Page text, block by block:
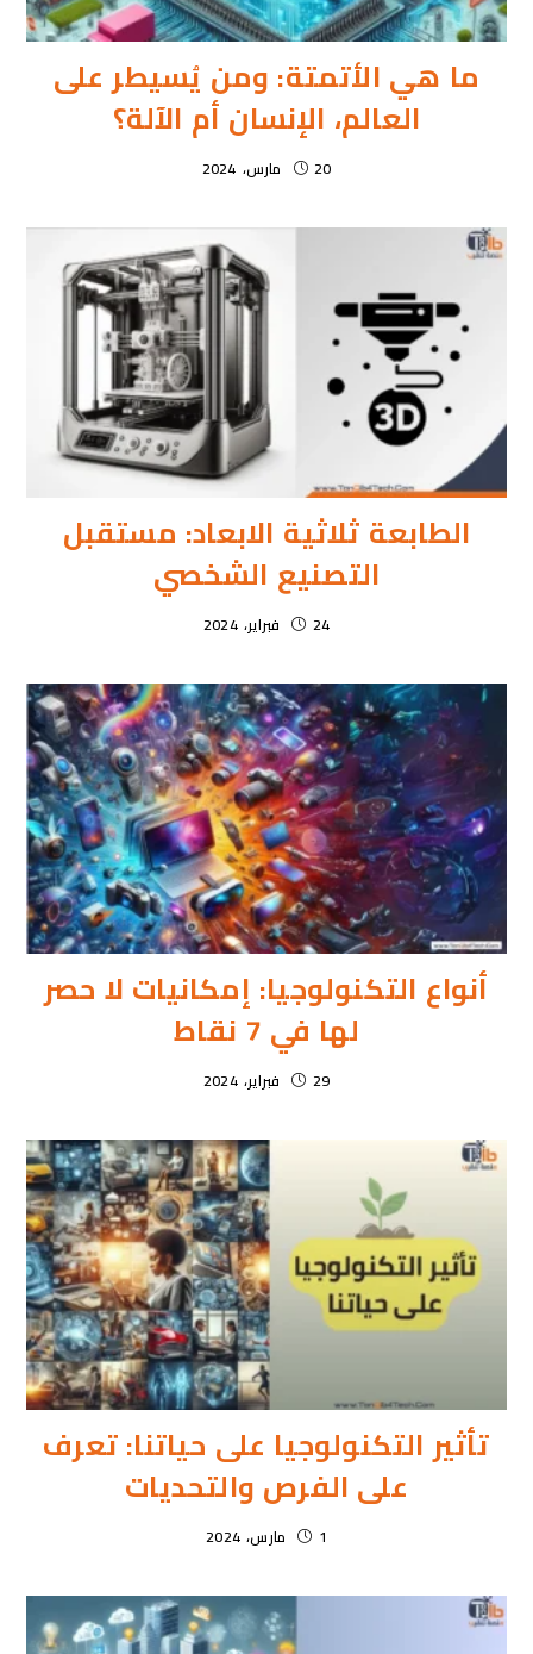
ما هي الأتمتة: ومن يُسيطر على
العالم، الإنسان أم الآلة؟
20 مارس، 2024
الطابعة ثلاثية الابعاد: مستقبل
التصنيع الشخصي
24 فبراير، 2024
أنواع التكنولوجيا: إمكانيات لا حصر
لها في 7 نقاط
29 فبراير، 2024
تأثير التكنولوجيا على حياتنا: تعرف
على الفرص والتحديات
1 مارس، 2024